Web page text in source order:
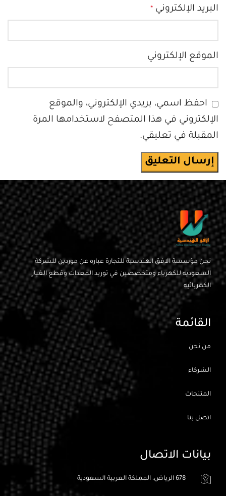
البريد الإلكتروني *
الموقع الإلكتروني
احفظ اسمي، بريدي الإلكتروني، والموقع
الإلكتروني في هذا المتصفح لاستخدامها المرة
المقبلة في تعليقي.
نحن مؤسسة الافق الهندسية للتجارة عباره عن موردين للشركة
السعوديه للكهرباء ومتخصصين في توريد المعدات وقطع الغيار
الكهربائيه
القائمة
من نحن
الشركاء
المتنجات
اتصل بنا
بيانات الاتصال
678 الرياض، المملكة العربية السعودية